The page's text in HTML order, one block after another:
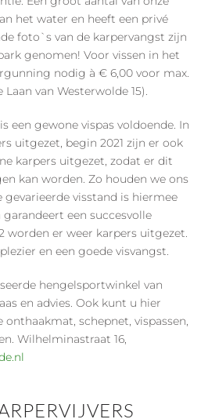
het water en heeft een privé
foto`s van de karpervangst zijn
genomen! Voor vissen in het
nodig à € 6,00 voor max.
van Westerwolde 15).
een gewone vispas voldoende. In
uitgezet, begin 2021 zijn er ook
karpers uitgezet, zodat er dit
kan worden. Zo houden we ons
gevarieerde visstand is hiermee
een succesvolle
worden er weer karpers uitgezet.
en een goede visvangst.
hengelsportwinkel van
en advies. Ook kunt u hier
schepnet, vispassen,
Wilhelminastraat 16,